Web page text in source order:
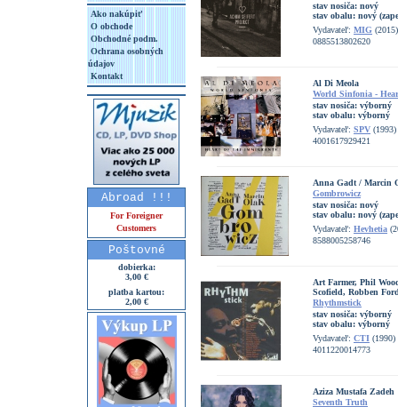
Ako nakúpiť
O obchode
Obchodné podm.
Ochrana osobných
údajov
Kontakt
Abroad !!!
For Foreigner
Customers
Poštovné
dobierka:
3,00 €
platba kartou:
2,00 €
stav nosiča: nový
stav obalu: nový
Vydavateľ: MIG (2015)
0885513802620
Al Di Meola
World Sinfonia -
stav nosiča: výborný
stav obalu: výborný
Vydavateľ: SPV (1993)
4001617929421
Anna Gadt / Marcin
Gombrowicz
stav nosiča: nový
stav obalu: nový
Vydavateľ: Hevhetia
8588005258746
Art Farmer, Phil
Scofield, Robben
Rhythmstick
stav nosiča: výborný
stav obalu: výborný
Vydavateľ: CTI (1990)
4011220014773
Aziza Mustafa Zadeh
Seventh Truth